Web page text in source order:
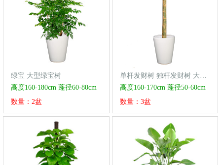
绿宝 大型绿宝树
高度160-180cm 蓬径60-80cm
数量：2盆
单杆发财树 独杆发财树 大型植物
高度160-170cm 蓬径50-60cm
数量：3盆